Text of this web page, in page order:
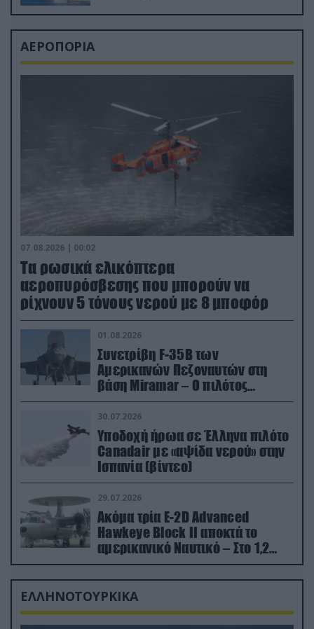
ΑΕΡΟΠΟΡΙΑ
07.08.2026 | 00:02
Τα ρωσικά ελικόπτερα
αεροπυρόσβεσης που μπορούν να
ρίχνουν 5 τόνους νερού με 8 μποφόρ
01.08.2026
Συνετρίβη F-35B των
Αμερικανών Πεζοναυτών στη
βάση Miramar – Ο πιλότος
εκτινάχθηκε εγκαίρως
30.07.2026
Υποδοχή ήρωα σε Έλληνα πιλότο
Canadair με «αψίδα νερού» στην
Ισπανία (βίντεο)
29.07.2026
Ακόμα τρία E-2D Advanced
Hawkeye Block II αποκτά το
αμερικανικό Ναυτικό – Στο 1,2
δισ.δολάρια το κόστος
ΕΛΛΗΝΟΤΟΥΡΚΙΚΑ